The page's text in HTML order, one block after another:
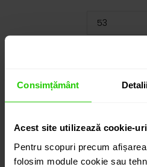
Consimțământ
Acest site utilizează cookie-uri
Pentru scopuri precum
folosim module cookie sau
Cauți o altă
detalii
ADAUGĂ ÎN